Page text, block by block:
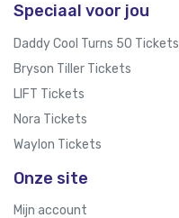
Speciaal voor jou
Daddy Cool Turns 50 Tickets
Bryson Tiller Tickets
LIFT Tickets
Nora Tickets
Waylon Tickets
Onze site
Mijn account